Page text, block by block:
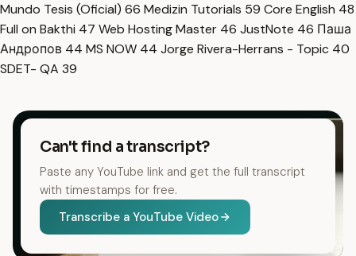
Mundo Tesis (Oficial) 66 Medizin Tutorials 59 Core English 48
Full on Bakthi 47 Web Hosting Master 46 JustNote 46 Паша
Андропов 44 MS NOW 44 Jorge Rivera-Herrans - Topic 40
SDET- QA 39
Can't find a transcript?
Paste any YouTube link and get the full transcript
with timestamps for free.
Transcribe a YouTube Video